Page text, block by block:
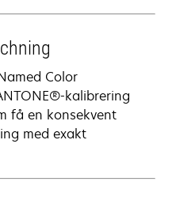
Color
kalibrering
få en konsekvent
med exakt